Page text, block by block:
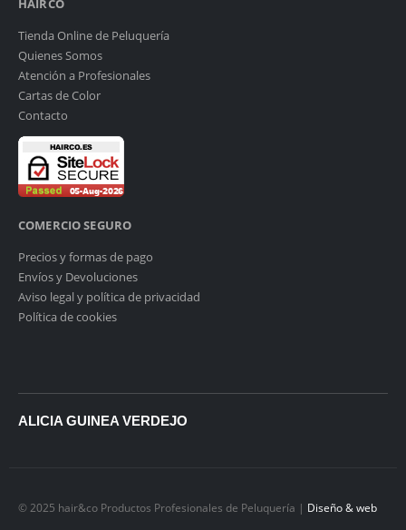
HAIRCO
Tienda Online de Peluquería
Quienes Somos
Atención a Profesionales
Cartas de Color
Contacto
COMERCIO SEGURO
Precios y formas de pago
Envíos y Devoluciones
Aviso legal y política de privacidad
Política de cookies
ALICIA GUINEA VERDEJO
© 2025 hair&co Productos Profesionales de Peluquería | Diseño & web